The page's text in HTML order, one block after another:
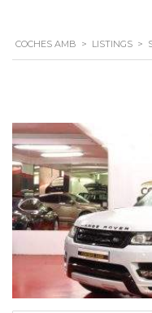
COCHES AMB > LISTINGS >